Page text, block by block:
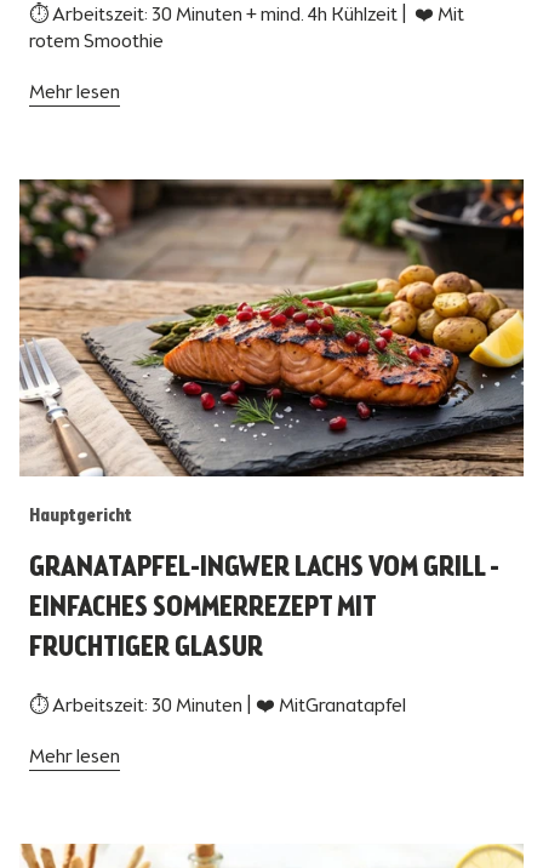
⏱ Arbeitszeit: 30 Minuten + mind. 4h Kühlzeit | ❤️ Mit
rotem Smoothie
Mehr lesen
Hauptgericht
GRANATAPFEL-INGWER LACHS VOM GRILL -
EINFACHES SOMMERREZEPT MIT
FRUCHTIGER GLASUR
⏱ Arbeitszeit: 30 Minuten | ❤️ MitGranatapfel
Mehr lesen